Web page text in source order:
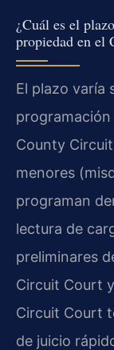
¿Cuál es el
propiedad en el
El plazo varía
programación
County
menores
programan
lectura de
preliminares
Circuit Court
Circuit Court
de juicio